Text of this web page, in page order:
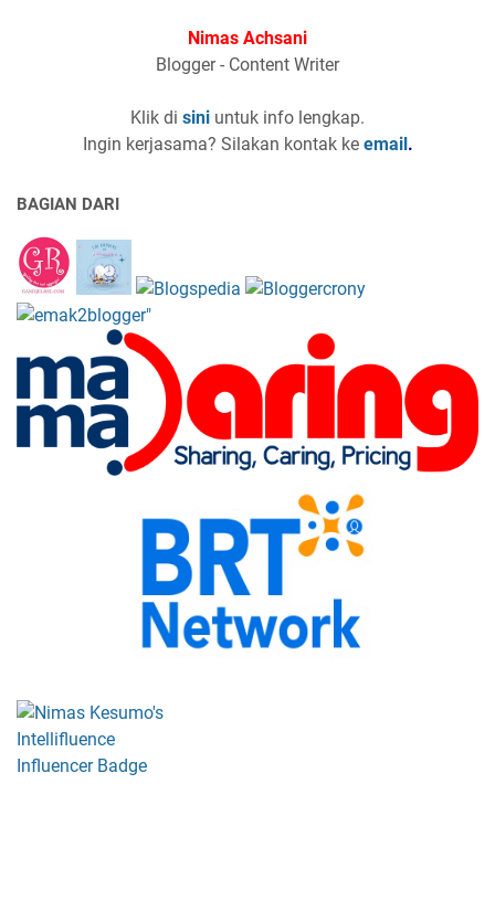
Nimas Achsani
Blogger - Content Writer
Klik di sini untuk info lengkap.
Ingin kerjasama? Silakan kontak ke email .
BAGIAN DARI